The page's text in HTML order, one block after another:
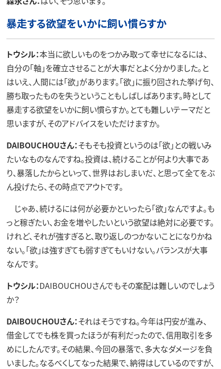
暴走する欲望をいかに飼い慣らすか
トウシル：本当に欲しいものをつかみ取って幸せになるには、
自分の「軸」を確立させることが大事だとよく分かりました。と
はいえ、人間には「欲」があります。「欲」に振り回された挙げ句、
勝ち取ったものを失うということもしばしばあります。時として
暴走する欲望をいかに飼い慣らすか。とても難しいテーマだと
思いますが、そのアドバイスをいただけますか。
DAIBOUCHOUさん：そもそも投資というのは「欲」との戦いみ
たいなものなんですね。投資は、続けることが何より大事であ
り、暴落したからといって、世界はおしまいだ、と思って全てをぶ
ん投げたら、その時点でアウトです。
じゃあ、続けるには何が必要かといったら「欲」なんですよ。も
っと稼ぎたい、お金を増やしたいという欲望は絶対に必要です。
けれど、それが強すぎると、取り返しのつかないことになりかね
ない。「欲」は強すぎても弱すぎてもいけない。バランスが大事
なんです。
トウシル：DAIBOUCHOUさんでもその案配は難しいのでしょう
か？
DAIBOUCHOUさん：それはそうですね。今年は円安が進み、
借金してでも株を買ったほうが有利だったので、信用取引を多
めにしたんです。その結果、今回の暴落で、多大なダメージを負
いました。なるべくしてなった結果で、納得はしているのですが、